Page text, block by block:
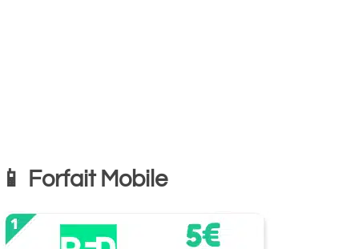
📱 Forfait Mobile